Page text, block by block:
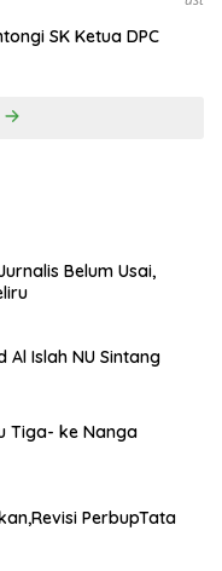
SK Ketua DPC
Belum Usai,
Islah NU Sintang
Tiga- ke Nanga
PerbupTata